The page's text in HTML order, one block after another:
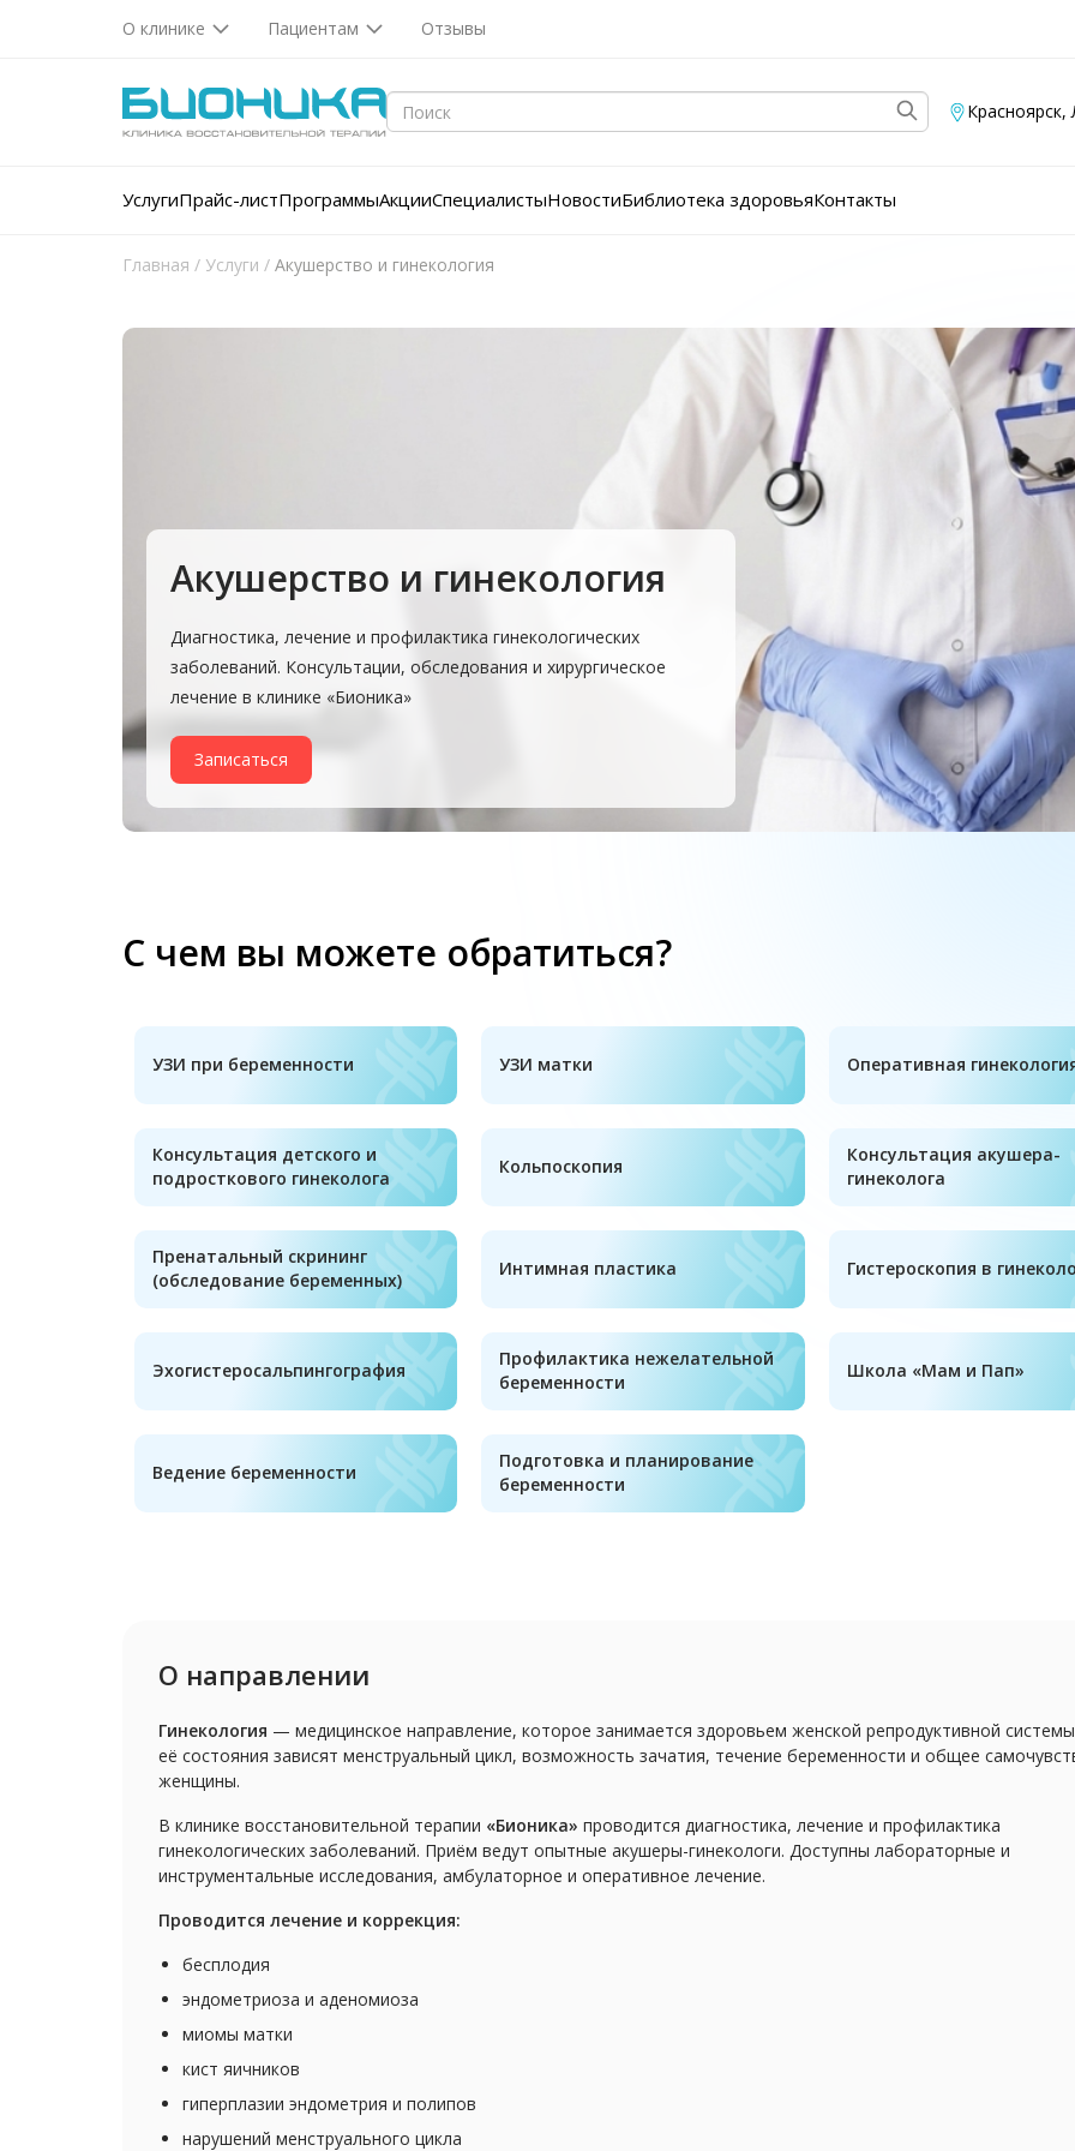
О клинике Пациентам Отзывы
Красноярск,
УслугиПрайс-листПрограммыАкцииСпециалистыНовостиБиблиотека здоровьяКонтакты
Главная / Услуги / Акушерство и гинекология
Акушерство и гинекология
Диагностика, лечение и профилактика гинекологических
заболеваний. Консультации, обследования и хирургическое
лечение в клинике «Бионика»
Записаться
С чем вы можете обратиться?
УЗИ при беременности УЗИ матки Оперативная
Консультация детского и
подросткового гинеколога
Кольпоскопия
Консультация акушера-
гинеколога
Пренатальный скрининг
(обследование беременных)
Интимная пластика Гистероскопия в
Эхогистеросальпингография
Профилактика нежелательной
беременности
Школа «Мам и Пап»
Ведение беременности
Подготовка и планирование
беременности
О направлении
Гинекология — медицинское направление, которое занимается здоровьем женской репродуктивной
её состояния зависят менструальный цикл, возможность зачатия, течение беременности и общее
женщины.
В клинике восстановительной терапии «Бионика» проводится диагностика, лечение и профилактика
гинекологических заболеваний. Приём ведут опытные акушеры-гинекологи. Доступны лабораторные и
инструментальные исследования, амбулаторное и оперативное лечение.
Проводится лечение и коррекция:
бесплодия
эндометриоза и аденомиоза
миомы матки
кист яичников
гиперплазии эндометрия и полипов
нарушений менструального цикла